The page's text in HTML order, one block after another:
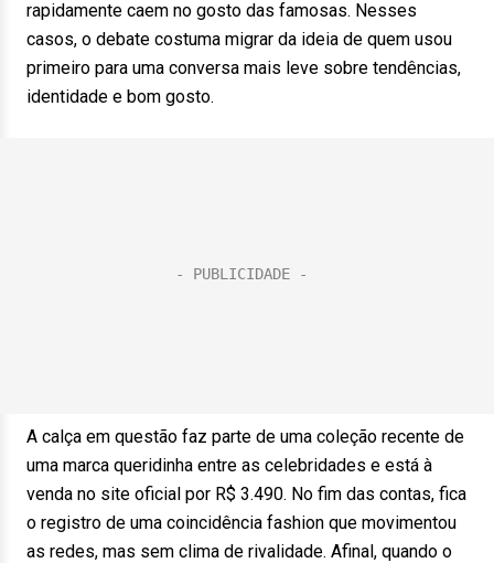
rapidamente caem no gosto das famosas. Nesses
casos, o debate costuma migrar da ideia de quem usou
primeiro para uma conversa mais leve sobre tendências,
identidade e bom gosto.
A calça em questão faz parte de uma coleção recente de
uma marca queridinha entre as celebridades e está à
venda no site oficial por R$ 3.490. No fim das contas, fica
o registro de uma coincidência fashion que movimentou
as redes, mas sem clima de rivalidade. Afinal, quando o